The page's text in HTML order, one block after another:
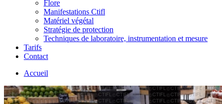
Flore
Manifestations Ctifl
Matériel végétal
Stratégie de protection
Techniques de laboratoire, instrumentation et mesure
Tarifs
Contact
Accueil